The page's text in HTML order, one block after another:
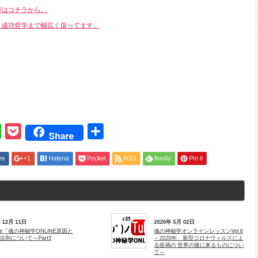
コチラから。
功哲学まで幅広く扱ってます。
LinePocket
Share
有
+1 Hatena Pocket RSS feedly Pin it
12月 11日
「魂の神秘学ONLINE原因と
則について～Part3
2020年 5月 02日
魂の神秘学オンラインレッスンVol.6
～2020年、新型コロナウィルスによ
る疫禍の 世界の後に来るものについ
て～